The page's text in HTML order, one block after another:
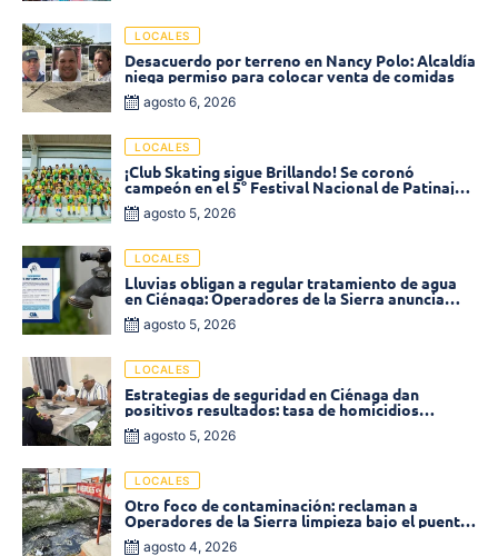
LOCALES
Desacuerdo por terreno en Nancy Polo: Alcaldía
niega permiso para colocar venta de comidas
agosto 6, 2026
LOCALES
¡Club Skating sigue Brillando! Se coronó
campeón en el 5° Festival Nacional de Patinaje
«Soledad sobre Ruedas»
agosto 5, 2026
LOCALES
Lluvias obligan a regular tratamiento de agua
en Ciénaga: Operadores de la Sierra anuncia
baja presión en varios sectores
agosto 5, 2026
LOCALES
Estrategias de seguridad en Ciénaga dan
positivos resultados: tasa de homicidios
disminuyó un 58% en 2026
agosto 5, 2026
LOCALES
Otro foco de contaminación: reclaman a
Operadores de la Sierra limpieza bajo el puente
de la calle 19 con carrera 11
agosto 4, 2026